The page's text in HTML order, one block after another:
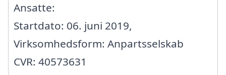
Ansatte:
Startdato: 06. juni 2019,
Virksomhedsform: Anpartsselskab
CVR: 40573631